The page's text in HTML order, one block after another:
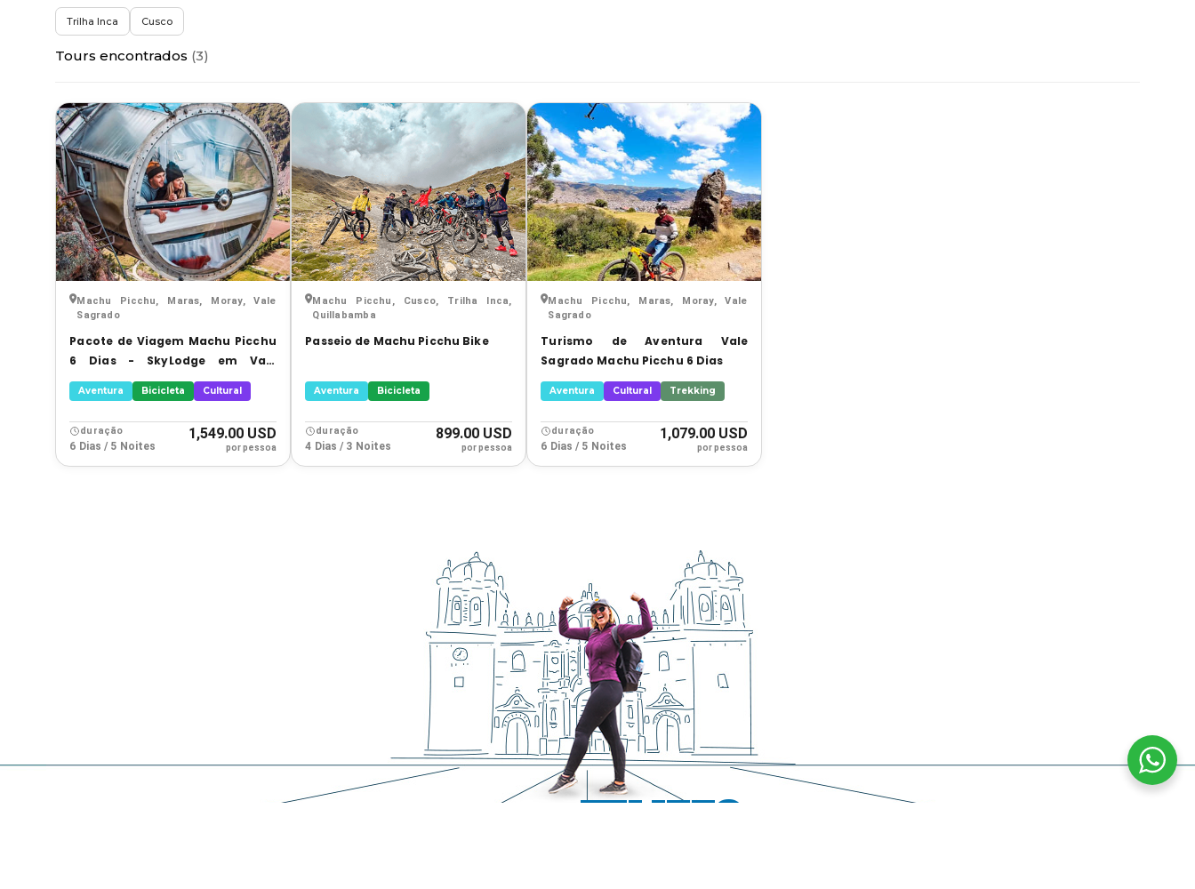
Trilha Inca Cusco
Tours encontrados (3)
Machu Picchu, Maras, Moray, Vale
Sagrado
Pacote de Viagem Machu Picchu
6 Dias - SkyLodge em Vale
Sagrado
Aventura Bicicleta Cultural
duração
6 Dias / 5 Noites
1,549.00 USD
por pessoa
Machu Picchu, Cusco, Trilha Inca,
Quillabamba
Passeio de Machu Picchu Bike
Aventura Bicicleta
duração
4 Dias / 3 Noites
899.00 USD
por pessoa
Machu Picchu, Maras, Moray, Vale
Sagrado
Turismo de Aventura Vale
Sagrado Machu Picchu 6 Dias
Aventura Cultural Trekking
duração
6 Dias / 5 Noites
1,079.00 USD
por pessoa
FELIZES